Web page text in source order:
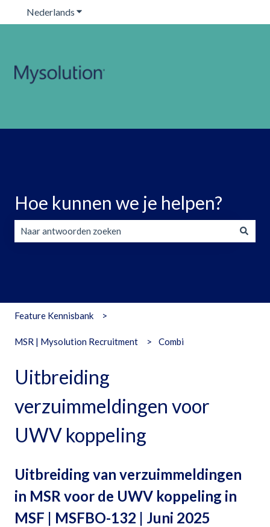
Nederlands Submenu tonen voor vertalingen
Hoe kunnen we je helpen?
Feature Kennisbank
MSR | Mysolution Recruitment Combi
Uitbreiding
verzuimmeldingen voor
UWV koppeling
Uitbreiding van verzuimmeldingen
in MSR voor de UWV koppeling in
MSF | MSFBO-132 | Juni 2025